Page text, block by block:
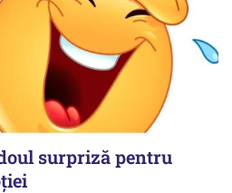
surpriză pentru